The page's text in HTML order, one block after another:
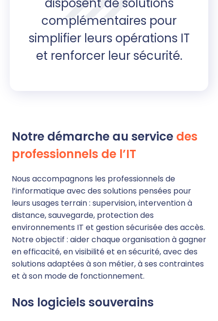
disposent de solutions
complémentaires pour
simplifier leurs opérations IT
et renforcer leur sécurité.
Notre démarche au service des
professionnels de l’IT
Nous accompagnons les professionnels de
l’informatique avec des solutions pensées pour
leurs usages terrain : supervision, intervention à
distance, sauvegarde, protection des
environnements IT et gestion sécurisée des accès.
Notre objectif : aider chaque organisation à gagner
en efficacité, en visibilité et en sécurité, avec des
solutions adaptées à son métier, à ses contraintes
et à son mode de fonctionnement.
Nos logiciels souverains